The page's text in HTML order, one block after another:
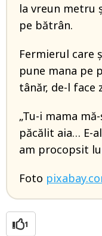
la vreun metru
pe bătrân.
Fermierul care
pune mana pe
tânăr, de-l face
„Tu-i mama
păcălit aia… E-
am procopsit
Foto
1